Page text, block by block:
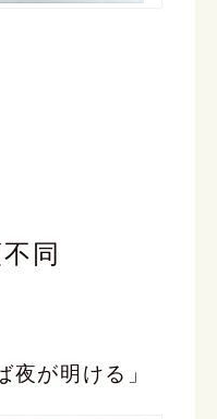
同
が明ける」